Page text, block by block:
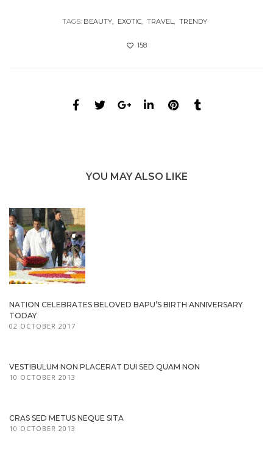
TAGS: BEAUTY EXOTIC TRAVEL TRENDY
158
YOU MAY ALSO LIKE
NATION CELEBRATES BELOVED BAPU’S BIRTH ANNIVERSARY
TODAY
02 OCTOBER 2017
VESTIBULUM NON PLACERAT DUI SED QUAM NON
10 OCTOBER 2013
CRAS SED METUS NEQUE SITA
10 OCTOBER 2013